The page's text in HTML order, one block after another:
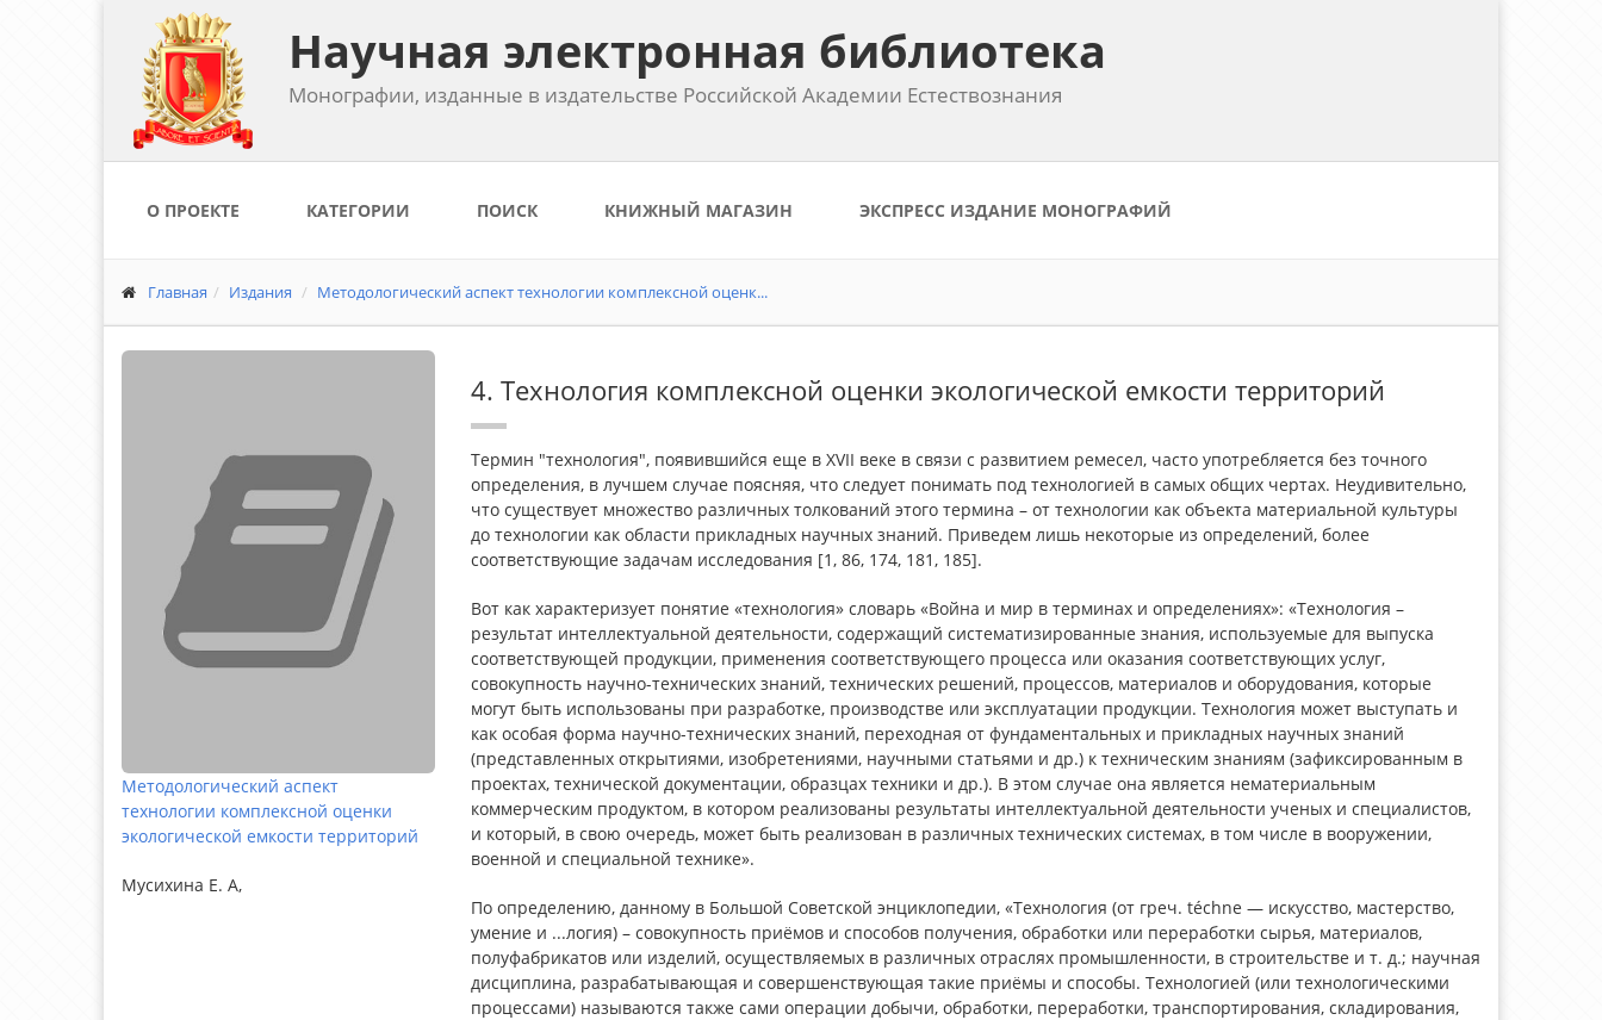
Научная электронная библиотека
Монографии, изданные в издательстве Российской Академии Естествознания
О ПРОЕКТЕ КАТЕГОРИИ ПОИСК КНИЖНЫЙ МАГАЗИН ЭКСПРЕСС ИЗДАНИЕ МОНОГРАФИЙ
Главная Издания Методологический аспект технологии комплексной оценк...
Методологический аспект
технологии комплексной оценки
экологической емкости территорий
Мусихина Е. А,
4. Технология комплексной оценки экологической емкости территорий
Термин "технология", появившийся еще в XVII веке в связи с развитием ремесел, часто употребляется без точного
определения, в лучшем случае поясняя, что следует понимать под технологией в самых общих чертах. Неудивительно,
что существует множество различных толкований этого термина – от технологии как объекта материальной культуры
до технологии как области прикладных научных знаний. Приведем лишь некоторые из определений, более
соответствующие задачам исследования [1, 86, 174, 181, 185].
Вот как характеризует понятие «технология» словарь «Война и мир в терминах и определениях»: «Технология –
результат интеллектуальной деятельности, содержащий систематизированные знания, используемые для выпуска
соответствующей продукции, применения соответствующего процесса или оказания соответствующих услуг,
совокупность научно-технических знаний, технических решений, процессов, материалов и оборудования, которые
могут быть использованы при разработке, производстве или эксплуатации продукции. Технология может выступать и
как особая форма научно-технических знаний, переходная от фундаментальных и прикладных научных знаний
(представленных открытиями, изобретениями, научными статьями и др.) к техническим знаниям (зафиксированным в
проектах, технической документации, образцах техники и др.). В этом случае она является нематериальным
коммерческим продуктом, в котором реализованы результаты интеллектуальной деятельности ученых и специалистов,
и который, в свою очередь, может быть реализован в различных технических системах, в том числе в вооружении,
военной и специальной технике».
По определению, данному в Большой Советской энциклопедии, «Технология (от греч. téchne — искусство, мастерство,
умение и ...логия) – совокупность приёмов и способов получения, обработки или переработки сырья, материалов,
полуфабрикатов или изделий, осуществляемых в различных отраслях промышленности, в строительстве и т. д.; научная
дисциплина, разрабатывающая и совершенствующая такие приёмы и способы. Технологией (или технологическими
процессами) называются также сами операции добычи, обработки, переработки, транспортирования, складирования,